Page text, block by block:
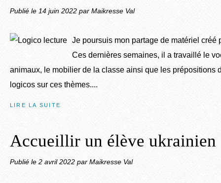
Publié le 14 juin 2022 par Maikresse Val
Je poursuis mon partage de matériel créé
Ces dernières semaines, il a travaillé le
animaux, le mobilier de la classe ainsi que les prépositions
logicos sur ces thèmes....
LIRE LA SUITE
Accueillir un élève ukrainien
Publié le 2 avril 2022 par Maikresse Val